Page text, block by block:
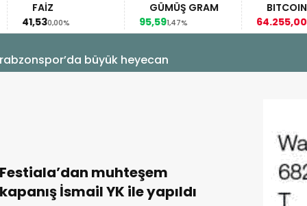
41,530,00%
GÜMÜŞ GRAM
95,591,47%
BITCOIN
64.255,00-
büyük heyecan
Festiala’dan muhteşem
kapanış İsmail YK ile yapıldı